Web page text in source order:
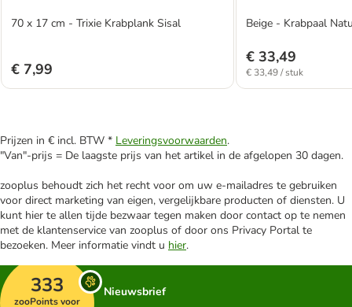
70 x 17 cm - Trixie Krabplank Sisal
€ 7,99
Beige - Krabpaal
€ 33,49
€ 33,49 / stuk
Prijzen in € incl. BTW * Leveringsvoorwaarden.
"Van"-prijs = De laagste prijs van het artikel in de afgelopen 30 dagen.
zooplus behoudt zich het recht voor om uw e-mailadres te gebruiken
voor direct marketing van eigen, vergelijkbare producten of diensten. U
kunt hier te allen tijde bezwaar tegen maken door contact op te nemen
met de klantenservice van zooplus of door ons Privacy Portal te
bezoeken. Meer informatie vindt u hier.
333
zooPoints voor
Nieuwsbrief